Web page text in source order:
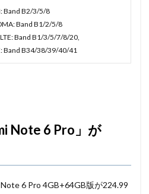
Band B2/3/5/8
Band B1/2/5/8
Band B1/3/5/7/8/20,
Band B34/38/39/40/41
Note 6 Pro」が
6 Pro 4GB+64GB版が224.99